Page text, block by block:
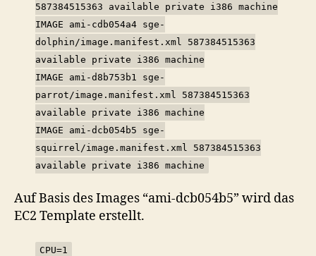
587384515363 available private i386 machine
IMAGE ami-cdb054a4 sge-
dolphin/image.manifest.xml 587384515363
available private i386 machine
IMAGE ami-d8b753b1 sge-
parrot/image.manifest.xml 587384515363
available private i386 machine
IMAGE ami-dcb054b5 sge-
squirrel/image.manifest.xml 587384515363
available private i386 machine
Auf Basis des Images “ami-dcb054b5” wird das
EC2 Template erstellt.
CPU=1